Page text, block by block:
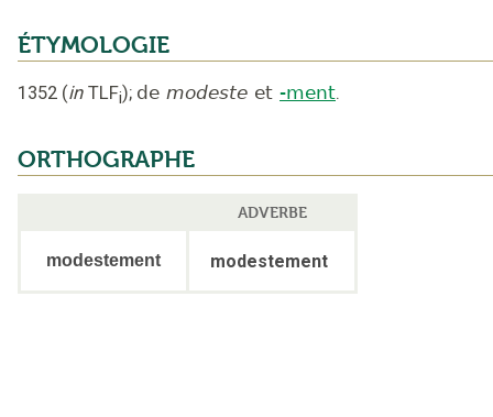
ÉTYMOLOGIE
1352 (in TLFi); de modeste et -ment.
ORTHOGRAPHE
ADVERBE
modestement modestement